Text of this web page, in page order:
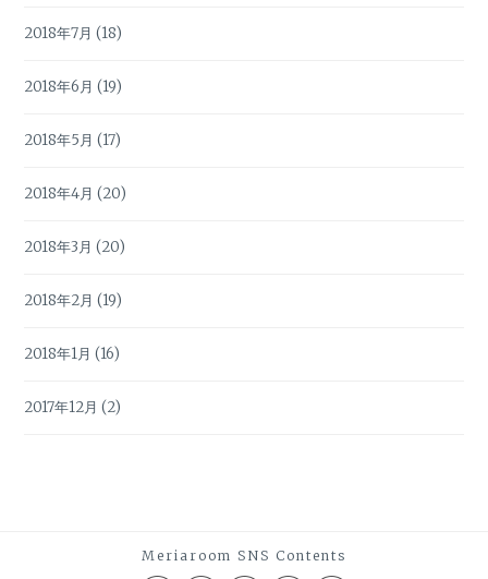
2018年7月 (18)
2018年6月 (19)
2018年5月 (17)
2018年4月 (20)
2018年3月 (20)
2018年2月 (19)
2018年1月 (16)
2017年12月 (2)
Meriaroom SNS Contents